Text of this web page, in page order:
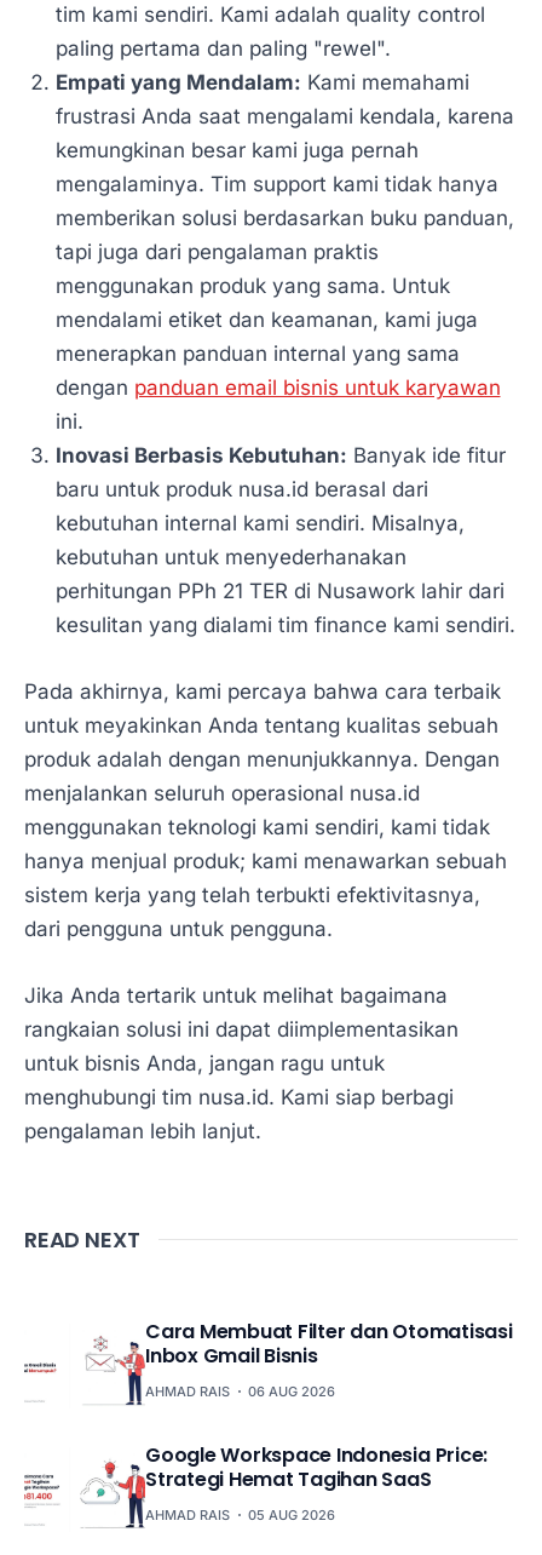
tim kami sendiri. Kami adalah quality control
paling pertama dan paling "rewel".
Empati yang Mendalam: Kami memahami
frustrasi Anda saat mengalami kendala, karena
kemungkinan besar kami juga pernah
mengalaminya. Tim support kami tidak hanya
memberikan solusi berdasarkan buku panduan,
tapi juga dari pengalaman praktis
menggunakan produk yang sama. Untuk
mendalami etiket dan keamanan, kami juga
menerapkan panduan internal yang sama
dengan panduan email bisnis untuk karyawan
ini.
Inovasi Berbasis Kebutuhan: Banyak ide fitur
baru untuk produk nusa.id berasal dari
kebutuhan internal kami sendiri. Misalnya,
kebutuhan untuk menyederhanakan
perhitungan PPh 21 TER di Nusawork lahir dari
kesulitan yang dialami tim finance kami sendiri.
Pada akhirnya, kami percaya bahwa cara terbaik
untuk meyakinkan Anda tentang kualitas sebuah
produk adalah dengan menunjukkannya. Dengan
menjalankan seluruh operasional nusa.id
menggunakan teknologi kami sendiri, kami tidak
hanya menjual produk; kami menawarkan sebuah
sistem kerja yang telah terbukti efektivitasnya,
dari pengguna untuk pengguna.
Jika Anda tertarik untuk melihat bagaimana
rangkaian solusi ini dapat diimplementasikan
untuk bisnis Anda, jangan ragu untuk
menghubungi tim nusa.id. Kami siap berbagi
pengalaman lebih lanjut.
READ NEXT
Cara Membuat Filter dan Otomatisasi
Inbox Gmail Bisnis
AHMAD RAIS 06 AUG 2026
Google Workspace Indonesia Price:
Strategi Hemat Tagihan SaaS
AHMAD RAIS 05 AUG 2026